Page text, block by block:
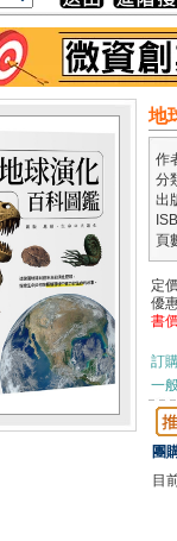
地
作
分
出
頁
定
優
書
訂
一
團
目